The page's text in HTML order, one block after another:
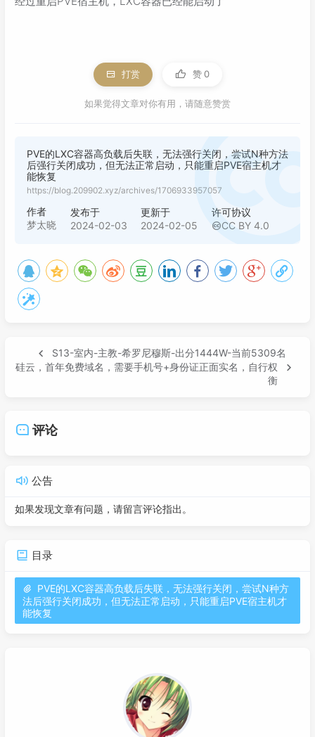
打赏 赞 0
如果觉得文章对你有用，请随意赞赏
PVE的LXC容器高负载后失联，无法强行关闭，尝试N种方法
后强行关闭成功，但无法正常启动，只能重启PVE宿主机才
能恢复
https://blog.209902.xyz/archives/1706933957057
作者
梦太晓
发布于
2024-02-03
更新于
2024-02-05
许可协议
CC BY 4.0
S13-室内-主教-希罗尼穆斯-出分1444W-当前5309名
硅云，首年免费域名，需要手机号+身份证正面实名，自行权
衡
评论
公告
如果发现文章有问题，请留言评论指出。
目录
PVE的LXC容器高负载后失联，无法强行关闭，尝试N种方
法后强行关闭成功，但无法正常启动，只能重启PVE宿主机才
能恢复